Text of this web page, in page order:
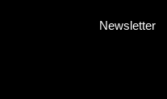
Newsletter